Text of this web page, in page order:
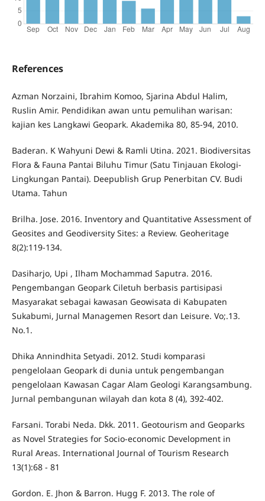
References
Azman Norzaini, Ibrahim Komoo, Sjarina Abdul Halim,
Ruslin Amir. Pendidikan awan untu pemulihan warisan:
kajian kes Langkawi Geopark. Akademika 80, 85-94, 2010.
Baderan. K Wahyuni Dewi & Ramli Utina. 2021. Biodiversitas
Flora & Fauna Pantai Biluhu Timur (Satu Tinjauan Ekologi-
Lingkungan Pantai). Deepublish Grup Penerbitan CV. Budi
Utama. Tahun
Brilha. Jose. 2016. Inventory and Quantitative Assessment of
Geosites and Geodiversity Sites: a Review. Geoheritage
8(2):119-134.
Dasiharjo, Upi , Ilham Mochammad Saputra. 2016.
Pengembangan Geopark Ciletuh berbasis partisipasi
Masyarakat sebagai kawasan Geowisata di Kabupaten
Sukabumi, Jurnal Managemen Resort dan Leisure. Vo;.13.
No.1.
Dhika Annindhita Setyadi. 2012. Studi komparasi
pengelolaan Geopark di dunia untuk pengembangan
pengelolaan Kawasan Cagar Alam Geologi Karangsambung.
Jurnal pembangunan wilayah dan kota 8 (4), 392-402.
Farsani. Torabi Neda. Dkk. 2011. Geotourism and Geoparks
as Novel Strategies for Socio-economic Development in
Rural Areas. International Journal of Tourism Research
13(1):68 - 81
Gordon. E. Jhon & Barron. Hugg F. 2013. The role of